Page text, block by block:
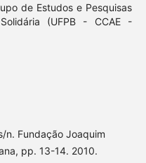
de Estudos e Pesquisas
(UFPB - CCAE -
n. Fundação Joaquim
pp. 13-14. 2010.